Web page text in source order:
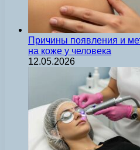
Причины появления и
на коже у человека
12.05.2026